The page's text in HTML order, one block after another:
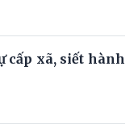
cấp xã, siết hành